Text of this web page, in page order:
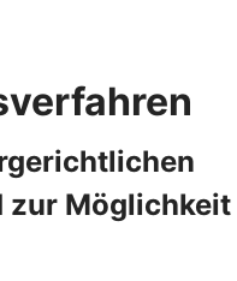
zur Möglichkeit